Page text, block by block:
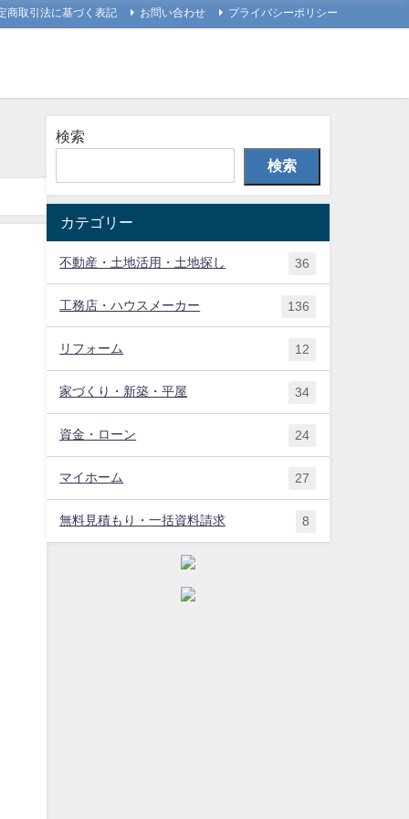
商取引法に基づく表記 お問い合わせ プライバシーポリシー
検索
検索
カテゴリー
不動産・土地活用・土地探し 36
工務店・ハウスメーカー 136
リフォーム 12
家づくり・新築・平屋 34
資金・ローン 24
マイホーム 27
無料見積もり・一括資料請求 8